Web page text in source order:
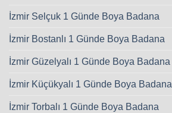
İzmir Selçuk 1 Günde Boya Badana
İzmir Bostanlı 1 Günde Boya Badana
İzmir Güzelyalı 1 Günde Boya Badana
İzmir Küçükyalı 1 Günde Boya Badana
İzmir Torbalı 1 Günde Boya Badana